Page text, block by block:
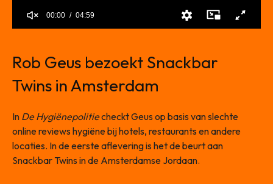
Rob Geus bezoekt Snackbar
Twins in Amsterdam
In De Hygiënepolitiecheckt Geus op basis van slechte
online reviews hygiëne bij hotels, restaurants en andere
locaties. In de eerste aflevering is het de beurt aan
Snackbar Twins in de Amsterdamse Jordaan.